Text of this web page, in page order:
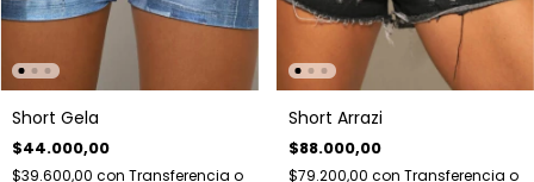
Short Gela
$44.000,00
$39.600,00 con Transferencia o
Short Arrazi
$88.000,00
$79.200,00 con Transferencia o